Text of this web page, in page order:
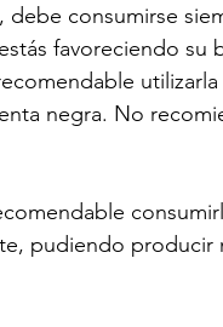
debe consumirse
favoreciendo
negra. No
pudiendo producir